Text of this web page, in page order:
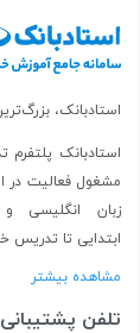
استادبانک،
استادبانک پلتفرم
مشغول فعالیت در
زبان انگلیسی و
ابتدایی تا تدریس
مشاهده بیشتر
تلفن